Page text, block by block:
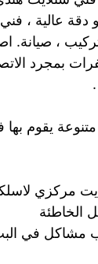
دقة عالية ،
، صيانة.
بمجرد
يقوم
مركزي
الخاطئة
مشاكل في